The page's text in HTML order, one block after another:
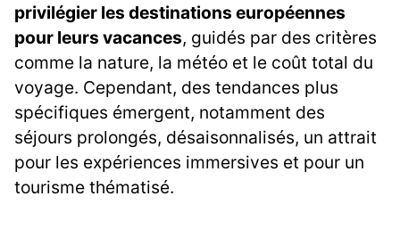
privilégier les destinations européennes
pour leurs vacances, guidés par des critères
comme la nature, la météo et le coût total du
voyage. Cependant, des tendances plus
spécifiques émergent, notamment des
séjours prolongés, désaisonnalisés, un attrait
pour les expériences immersives et pour un
tourisme thématisé.